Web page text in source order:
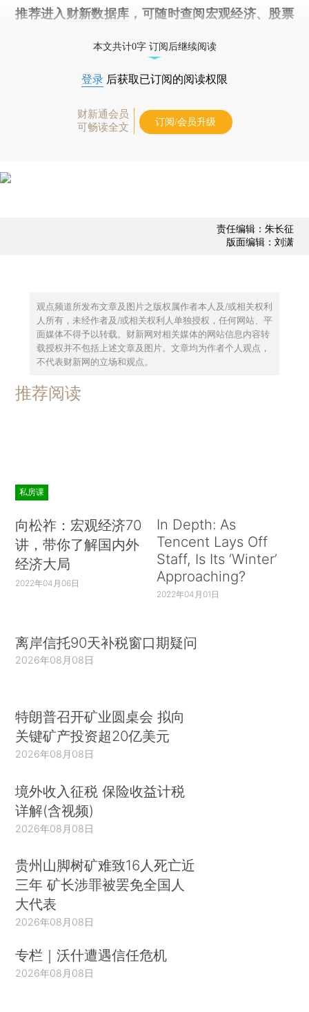
推荐进入 财新数据库 ，可随时查阅宏观经济、股票
本文共计0字 订阅后继续阅读
登录 后获取已订阅的阅读权限
财新通会员
可畅读全文
订阅/会员升级
责任编辑：朱长征
版面编辑：刘潇
观点频道所发布文章及图片之版权属作者本人及/或相关权利
人所有，未经作者及/或相关权利人单独授权，任何网站、平
面媒体不得予以转载。财新网对相关媒体的网站信息内容转
载授权并不包括上述文章及图片。文章均为作者个人观点，
不代表财新网的立场和观点。
推荐阅读
私房课
向松祚：宏观经济70
讲，带你了解国内外
经济大局
2022年04月06日
In Depth: As
Tencent Lays Off
Staff, Is Its ‘Winter’
Approaching?
2022年04月01日
离岸信托90天补税窗口期疑问
2026年08月08日
特朗普召开矿业圆桌会 拟向
关键矿产投资超20亿美元
2026年08月08日
境外收入征税 保险收益计税
详解(含视频)
2026年08月08日
贵州山脚树矿难致16人死亡近
三年 矿长涉罪被罢免全国人
大代表
2026年08月08日
专栏｜沃什遭遇信任危机
2026年08月08日